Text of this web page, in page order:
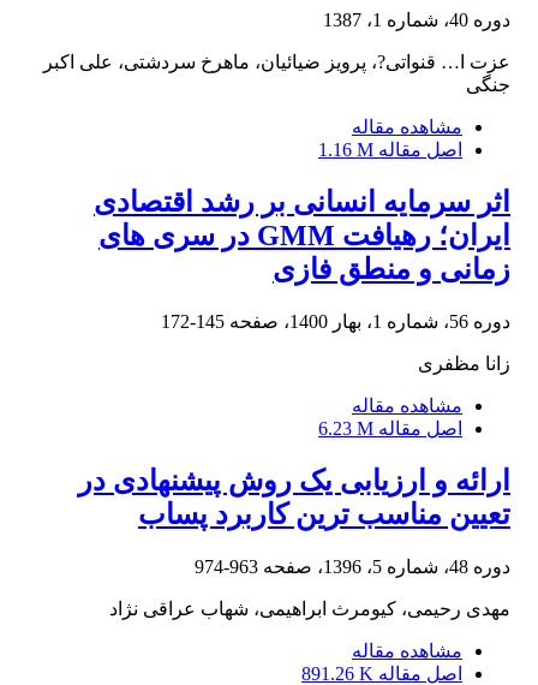
دوره 40، شماره 1، 1387
عزت ا… قنواتی?، پرویز ضیائیان، ماهرخ سردشتی، علی اکبر
جنگی
مشاهده مقاله
اصل مقاله 1.16 M
اثر سرمایه انسانی بر رشد اقتصادی
ایران؛ رهیافت GMM در سری های
زمانی و منطق فازی
دوره 56، شماره 1، بهار 1400، صفحه 145-172
زانا مظفری
مشاهده مقاله
اصل مقاله 6.23 M
ارائه و ارزیابی یک روش پیشنهادی در
تعیین مناسب ترین کاربرد پساب
دوره 48، شماره 5، 1396، صفحه 963-974
مهدی رحیمی، کیومرث ابراهیمی، شهاب عراقی نژاد
مشاهده مقاله
اصل مقاله 891.26 K